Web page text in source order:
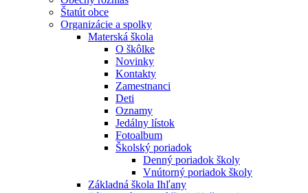
Štatút obce
Organizácie a spolky
Materská škola
O škôlke
Novinky
Kontakty
Zamestnanci
Deti
Oznamy
Jedálny lístok
Fotoalbum
Školský poriadok
Denný poriadok školy
Vnútorný poriadok školy
Základná škola Ihľany